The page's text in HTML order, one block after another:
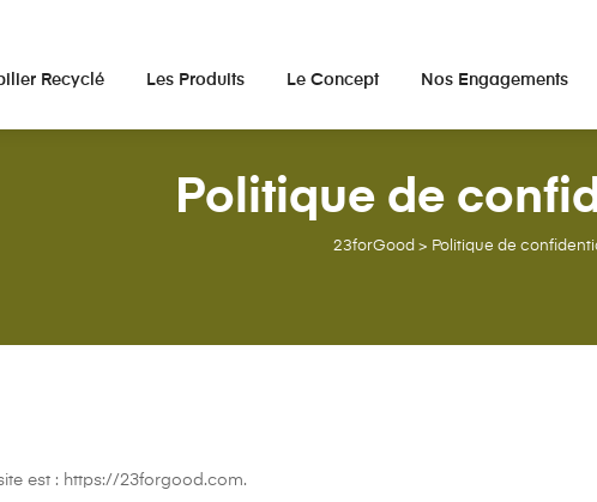
Recyclé Les Produits Le Concept Nos Engagements
23forGood > Politique de
Politique de
site est : https://23forgood.com.